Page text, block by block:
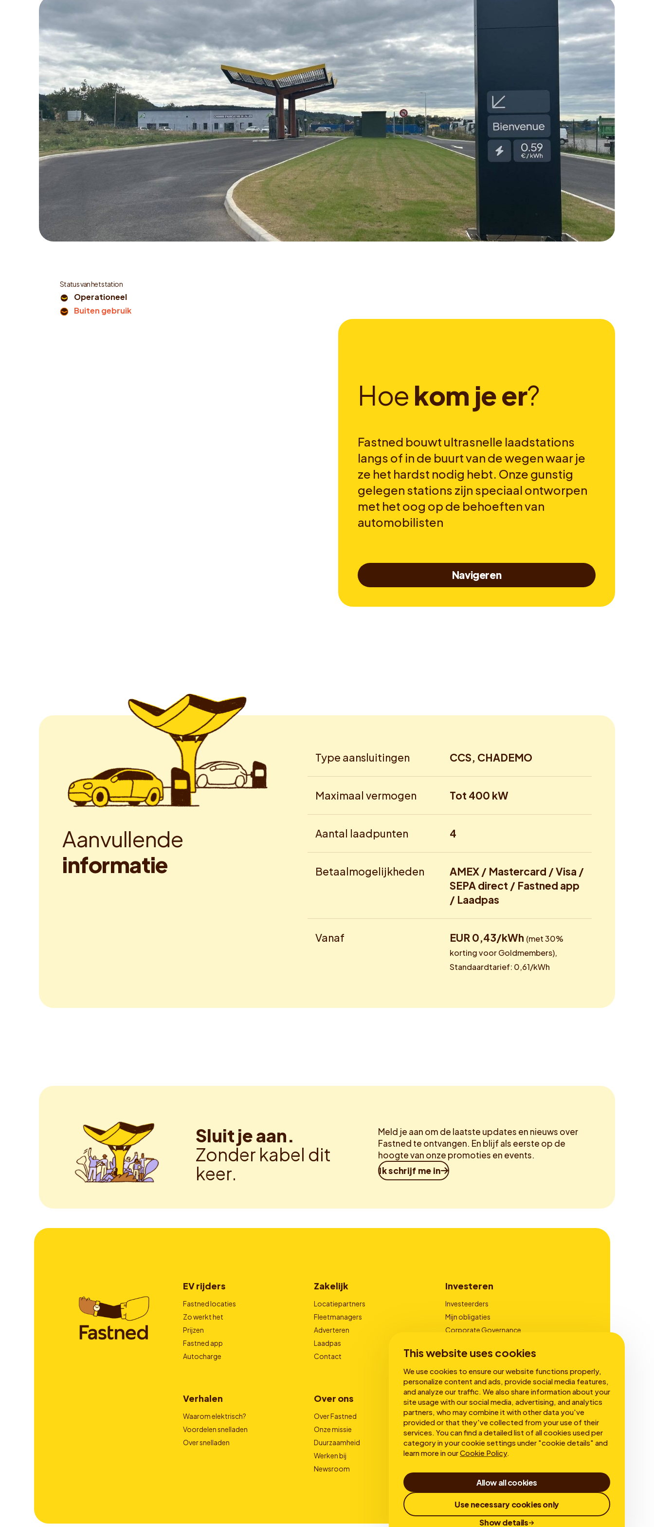
This website uses cookies
We use cookies to ensure our website functions properly,
personalize content and ads, provide social media features,
and analyze our traffic. We also share information about your
site usage with our social media, advertising, and analytics
partners, who may combine it with other data you've
provided or that they've collected from your use of their
services. You can find a detailed list of all cookies used per
category in your cookie settings under "cookie details" and
learn more in ourCookie Policy.
Allow all cookies
Use necessary cookies only
Show details
Status van het station
Operationeel
Buiten gebruik
Hoe kom jeer?
Fastned bouwt ultrasnelle laadstations
langs of in de buurt van de wegen waar je
ze het hardst nodig hebt. Onze gunstig
gelegen stations zijn speciaal ontworpen
met het oog op de behoeften van
automobilisten
Navigeren
Aanvullende
informatie
Type aansluitingen CCS, CHADEMO
Maximaal vermogen Tot 400 kW
Aantal laadpunten 4
Betaalmogelijkheden
AMEX / Mastercard / Visa /
SEPA direct / Fastned app
/ Laadpas
Vanaf EUR 0,43/kWh (met 30%
korting voor Goldmembers),
Standaardtarief: 0,61/kWh
Sluit je aan.
Zonder kabel dit
keer.
Meld je aan om de laatste updates en nieuws over
Fastned te ontvangen. En blijf als eerste op de
hoogte van onze promoties en events.
Ik schrijf me in
EV rijders
Fastned locaties
Zo werkt het
Prijzen
Fastned app
Autocharge
Zakelijk
Locatiepartners
Fleetmanagers
Adverteren
Laadpas
Contact
Investeren
Investeerders
Mijn obligaties
Corporate Governance
Verhalen
Waarom elektrisch?
Voordelen snelladen
Over snelladen
Over ons
Over Fastned
Onze missie
Duurzaamheid
Werken bij
Newsroom